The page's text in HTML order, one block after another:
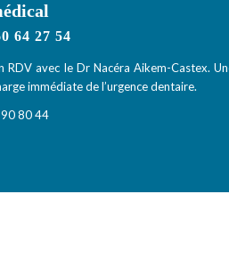
64 27 54
RDV avec le Dr Nacéra Aikem-Castex.
immédiate de l’urgence dentaire.
80 44